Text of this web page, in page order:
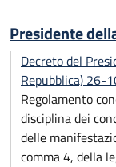
Presidente
Decreto del
Repubblica) 26-
Regolamento
disciplina dei
delle
comma 4, della